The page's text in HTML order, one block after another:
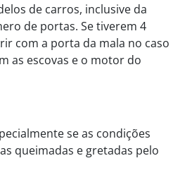
de carros, inclusive da
de portas. Se tiverem 4
com a porta da mala no caso
as escovas e o motor do
se as condições
queimadas e gretadas pelo